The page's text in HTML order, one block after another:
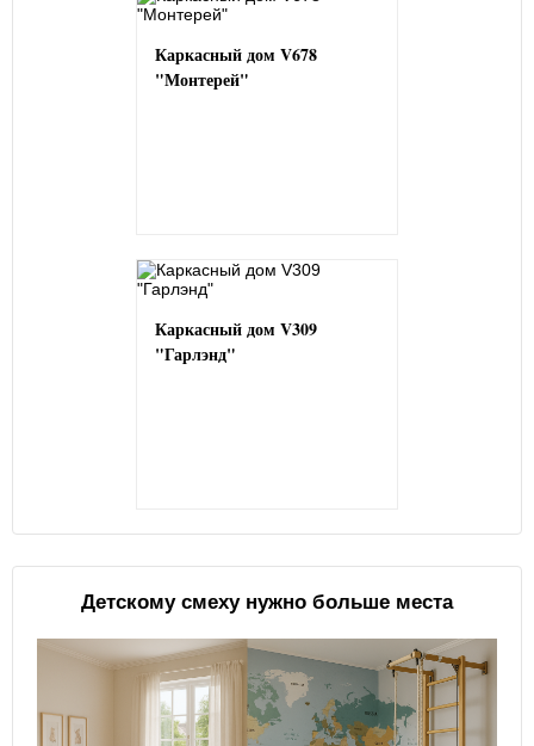
Каркасный дом V678
"Монтерей"
Каркасный дом V309
"Гарлэнд"
Детскому смеху нужно больше места